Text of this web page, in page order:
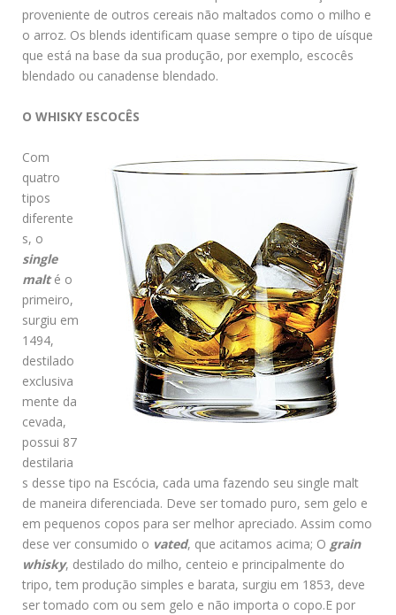
proveniente de outros cereais não maltados como o milho e
o arroz. Os blends identificam quase sempre o tipo de uísque
que está na base da sua produção, por exemplo, escocês
blendado ou canadense blendado.
O WHISKY ESCOCÊS
Com
quatro
tipos
diferente
s, o
single
malté o
primeiro,
surgiu em
1494,
destilado
exclusiva
mente da
cevada,
possui 87
destilaria
s desse tipo na Escócia, cada uma fazendo seu single malt
de maneira diferenciada. Deve ser tomado puro, sem gelo e
em pequenos copos para ser melhor apreciado. Assim como
dese ver consumido o vated, que acitamos acima; O grain
whisky, destilado do milho, centeio e principalmente do
tripo, tem produção simples e barata, surgiu em 1853, deve
ser tomado com ou sem gelo e não importa o copo.E por